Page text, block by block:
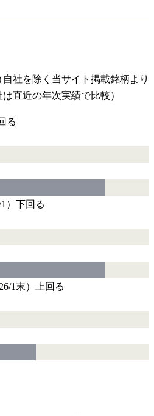
社を除く当サイト掲載銘柄より
直近の年次実績で比較）
る
） 下回る
1末）
上回る